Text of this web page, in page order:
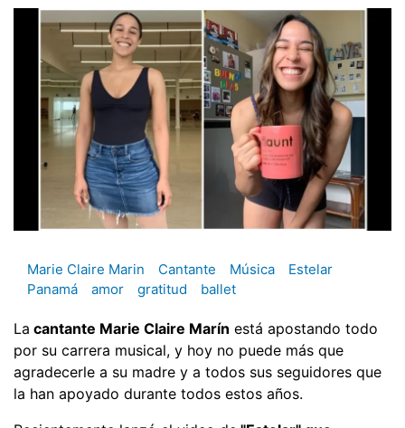
Marie Claire Marin Cantante Música
Estelar
Panamá
amor gratitud ballet
La cantante Marie Claire Marín está apostando todo
por su carrera musical, y hoy no puede más que
agradecerle a su madre y a todos sus seguidores que
la han apoyado durante todos estos años.